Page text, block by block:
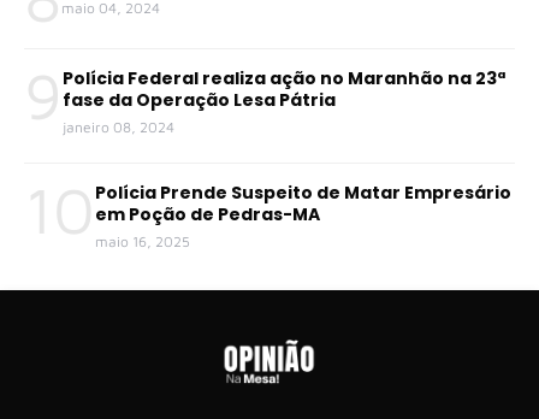
maio 04, 2024
9 Polícia Federal realiza ação no Maranhão na 23ª
fase da Operação Lesa Pátria
janeiro 08, 2024
10 Polícia Prende Suspeito de Matar Empresário
em Poção de Pedras-MA
maio 16, 2025